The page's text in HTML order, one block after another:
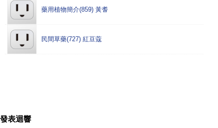
藥用植物簡介(859) 黃耆
民間草藥(727) 紅豆蔻
發表迴響